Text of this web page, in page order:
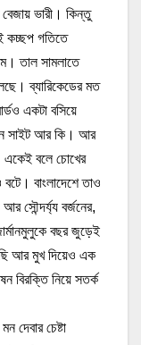
বেজায় ভারী। কিন্তু
কচ্ছপ গতিতে
তাল সামলাতে
ব্যারিকেডের মত
একটা বসিয়ে
সাইট আর কি। আর
একেই বলে চোখের
বাংলাদেশে তাও
সৌন্দর্য্য বর্জনের,
বছর জুড়েই
আর মুখ দিয়েও এক
বিরক্তি নিয়ে সতর্ক
দেবার চেষ্টা